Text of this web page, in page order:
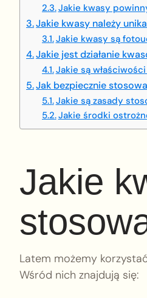
Jakie kwasy
Jakie kwasy należy
Jakie kwasy są
Jakie jest działanie
Jakie są
Jak bezpiecznie
Jakie są zasady
Jakie środki
Jakie
Latem możemy
Wśród nich znajdują się: